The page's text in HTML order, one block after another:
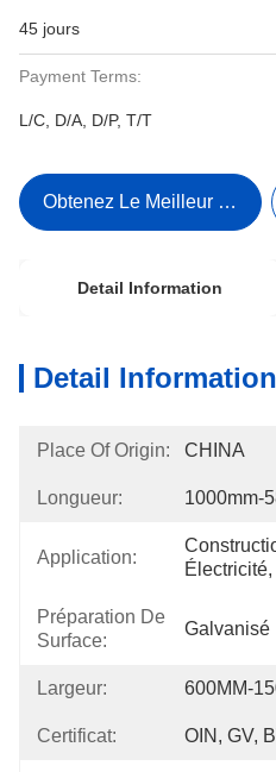
45 jours
Payment Terms:
L/C, D/A, D/P, T/T
Obtenez Le Meilleur Prix
Detail Information
Detail Information
Place Of Origin: CHINA
Longueur: 1000mm-
Application:
Électricité,
Préparation De
Surface:
Galvanisé
Largeur: 600MM-
Certificat: OIN, GV,